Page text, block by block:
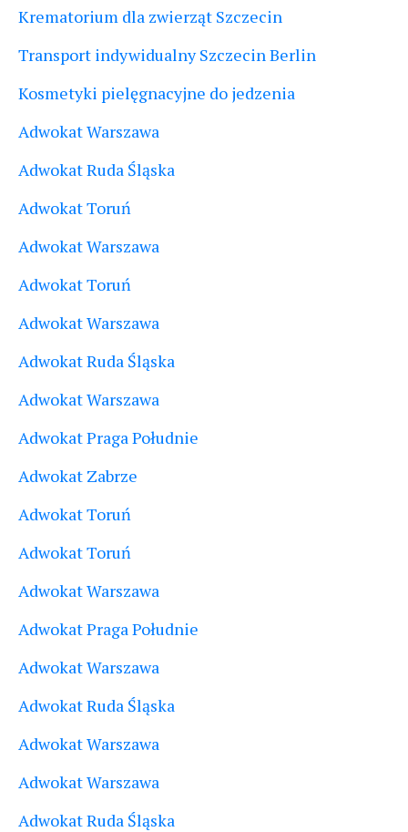
Krematorium dla zwierząt Szczecin
Transport indywidualny Szczecin Berlin
Kosmetyki pielęgnacyjne do jedzenia
Adwokat Warszawa
Adwokat Ruda Śląska
Adwokat Toruń
Adwokat Warszawa
Adwokat Toruń
Adwokat Warszawa
Adwokat Ruda Śląska
Adwokat Warszawa
Adwokat Praga Południe
Adwokat Zabrze
Adwokat Toruń
Adwokat Toruń
Adwokat Warszawa
Adwokat Praga Południe
Adwokat Warszawa
Adwokat Ruda Śląska
Adwokat Warszawa
Adwokat Warszawa
Adwokat Ruda Śląska